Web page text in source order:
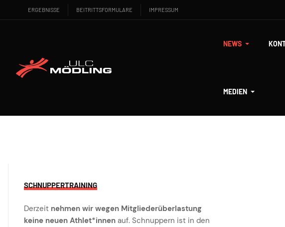
ERGEBNISSE BEITRITTSFORMULARE IMPRESSUM
NEWS
MEDIEN
SCHNUPPERTRAINING
Derzeit nehmen wir wegen Mitgliederüberlastung
keine neuen Athlet*innen auf. Schnuppern ist in den